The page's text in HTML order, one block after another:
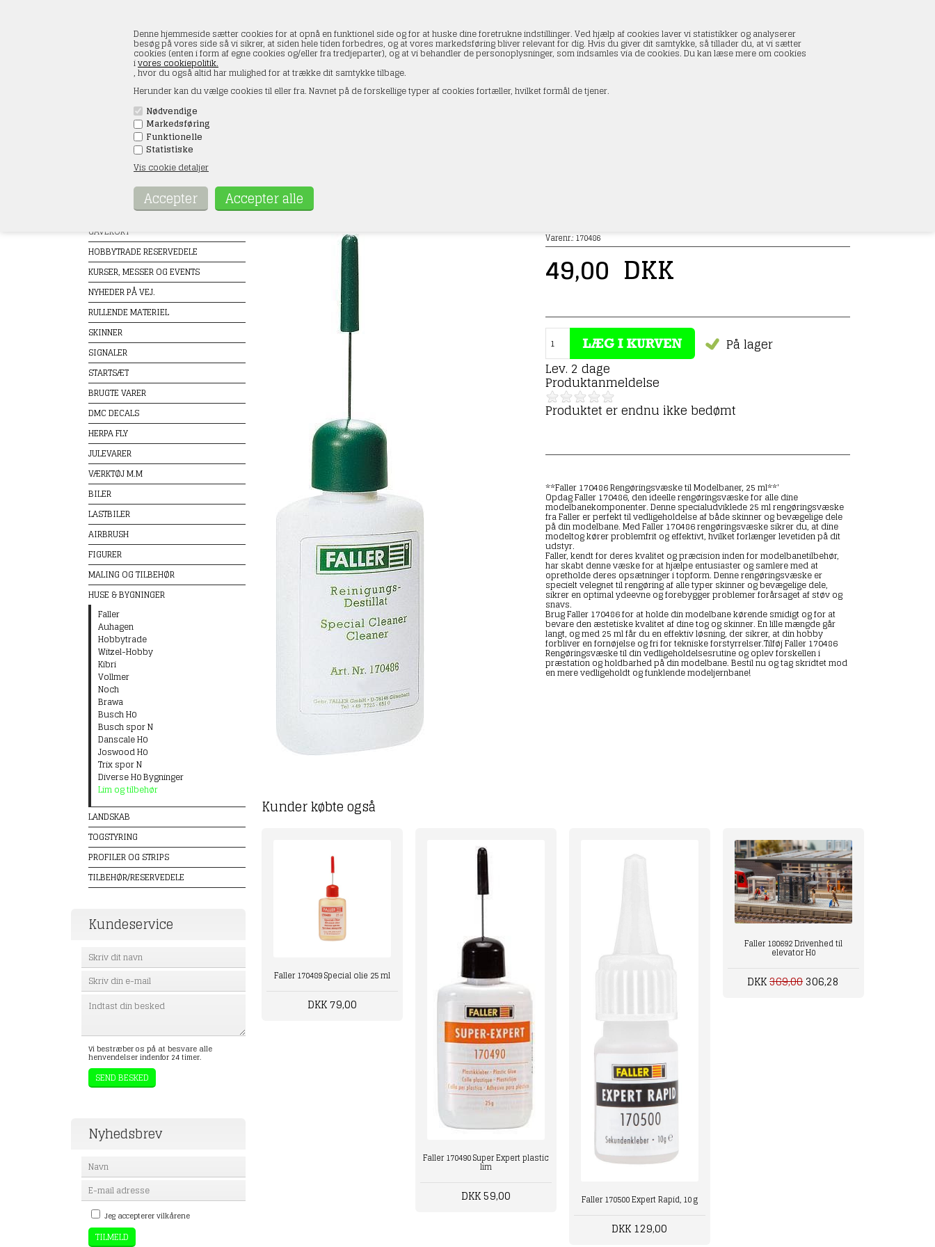
Denne hjemmeside sætter cookies for at opnå en funktionel side og for at huske dine foretrukne indstillinger. Ved hjælp af cookies laver vi statistikker og analyserer
besøg på vores side så vi sikrer, at siden hele tiden forbedres, og at vores markedsføring bliver relevant for dig. Hvis du giver dit samtykke, så tillader du, at vi sætter
cookies (enten i form af egne cookies og/eller fra tredjeparter), og at vi behandler de personoplysninger, som indsamles via de cookies. Du kan læse mere om cookies
ivores cookiepolitik.
, hvor du også altid har mulighed for at trække dit samtykke tilbage.
Herunder kan du vælge cookies til eller fra. Navnet på de forskellige typer af cookies fortæller, hvilket formål de tjener.
Nødvendige
Markedsføring
Funktionelle
Statistiske
Vis cookie detaljer
0 vare(r) i kurven
I alt:
ÅBNINGSTIDER
Produkter
GAVEKORT
HOBBYTRADE RESERVEDELE
KURSER, MESSER OG EVENTS
NYHEDER PÅ VEJ.
RULLENDE MATERIEL
SKINNER
SIGNALER
STARTSÆT
BRUGTE VARER
DMC DECALS
HERPA FLY
JULEVARER
VÆRKTØJ M.M
BILER
LASTBILER
AIRBRUSH
FIGURER
MALING OG TILBEHØR
HUSE & BYGNINGER
Faller
Auhagen
Hobbytrade
Witzel-Hobby
Kibri
Vollmer
Noch
Brawa
Busch H0
Busch spor N
Danscale H0
Joswood H0
Trix spor N
Diverse H0 Bygninger
Lim og tilbehør
LANDSKAB
TOGSTYRING
PROFILER OG STRIPS
TILBEHØR/RESERVEDELE
Kundeservice
Vi bestræber os på at besvare alle
henvendelser indenfor 24 timer.
Nyhedsbrev
Jeg accepterer vilkårene
Forside»
Varenr.: 170486
49,00 DKK
På lager
Lev. 2 dage
Produktanmeldelse
Produktet er endnu ikke bedømt
**Faller 170486 Rengøringsvæske til Modelbaner, 25 ml**'
Opdag Faller 170486, den ideelle rengøringsvæske for alle dine
modelbanekomponenter. Denne specialudviklede 25 ml rengøringsvæske
fra Faller er perfekt til vedligeholdelse af både skinner og bevægelige dele
på din modelbane. Med Faller 170486 rengøringsvæske sikrer du, at dine
modeltog kører problemfrit og effektivt, hvilket forlænger levetiden på dit
udstyr.
Faller, kendt for deres kvalitet og præcision inden for modelbanetilbehør,
har skabt denne væske for at hjælpe entusiaster og samlere med at
opretholde deres opsætninger i topform. Denne rengøringsvæske er
specielt velegnet til rengøring af alle typer skinner og bevægelige dele,
sikrer en optimal ydeevne og forebygger problemer forårsaget af støv og
snavs.
Brug Faller 170486 for at holde din modelbane kørende smidigt og for at
bevare den æstetiske kvalitet af dine tog og skinner. En lille mængde går
langt, og med 25 ml får du en effektiv løsning, der sikrer, at din hobby
forbliver en fornøjelse og fri for tekniske forstyrrelser.Tilføj Faller 170486
Rengøringsvæske til din vedligeholdelsesrutine og oplev forskellen i
præstation og holdbarhed på din modelbane. Bestil nu og tag skridtet mod
en mere vedligeholdt og funklende modeljernbane!
Kunder købte også
Faller 170489 Special olie 25 ml
DKK 79,00
Faller 170490 Super Expert plastic
lim
DKK 59,00 Faller 170500 Expert Rapid, 10 g
DKK 129,00
Faller 180692 Drivenhed til
elevator H0
DKK369,00306,28